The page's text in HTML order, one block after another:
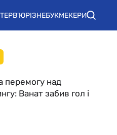
РІЗНЕБУКМЕКЕРИ
перемогу над
Ванат забив гол і